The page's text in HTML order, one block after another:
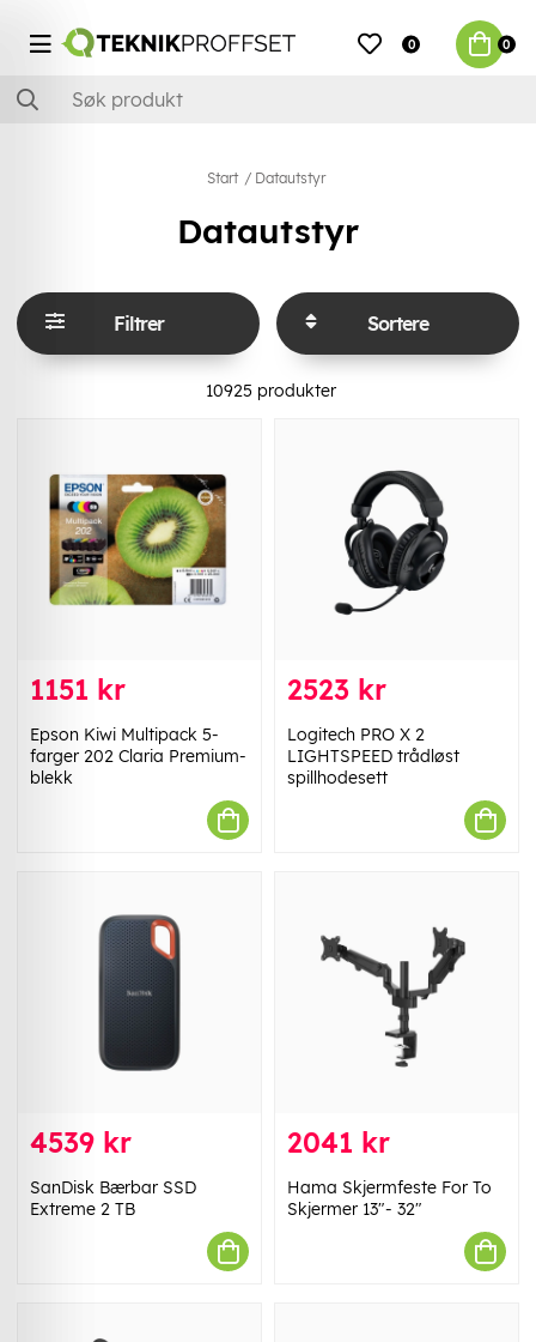
0 0
Start Datautstyr
Datautstyr
Filtrer Sortere
10925 produkter
1151 kr
Epson Kiwi Multipack 5-
farger 202 Claria Premium-
blekk
2523 kr
Logitech PRO X 2
LIGHTSPEED trådløst
spillhodesett
4539 kr
SanDisk Bærbar SSD
Extreme 2 TB
2041 kr
Hama Skjermfeste For To
Skjermer 13"- 32"